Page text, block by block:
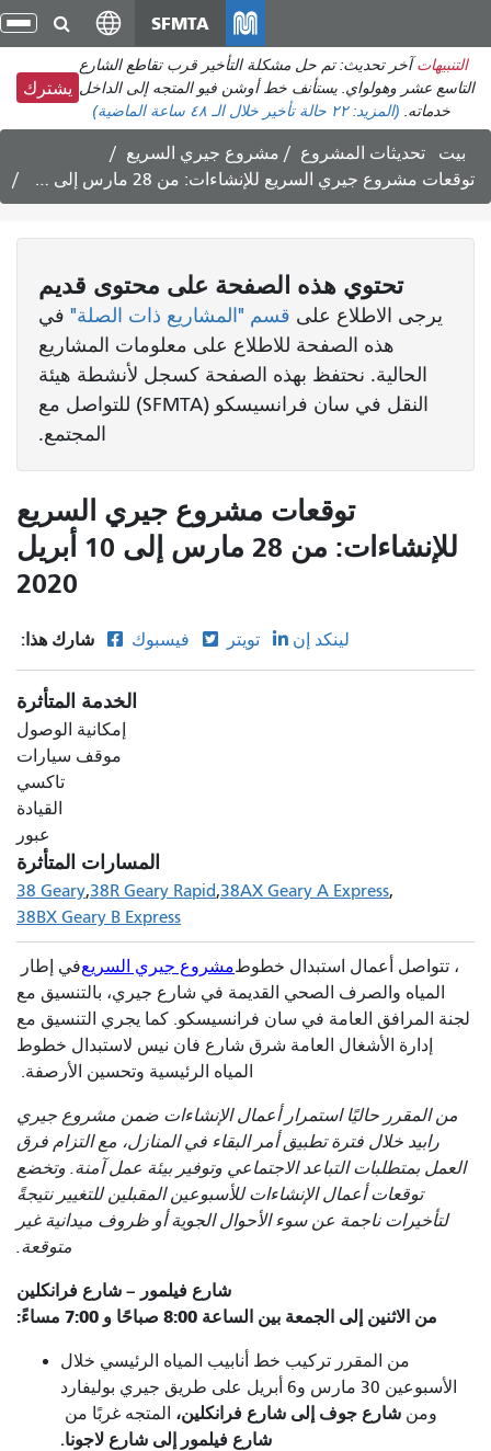
انتقل
إلى
المحتوى
الرئيسي
SFMTA
التنبيهات آخر تحديث: تم حل مشكلة التأخير قرب تقاطع الشارع
التاسع عشر وهولواي. يستأنف خط أوشن فيو المتجه إلى الداخل
خدماته. (المزيد:٢٢ حالة تأخير خلال الـ ٤٨ ساعة الماضية)
يشترك
بيت تحديثات المشروع
مشروع جيري السريع
توقعات مشروع جيري السريع للإنشاءات: من 28 مارس إلى 10 أبريل 2020
تحتوي هذه الصفحة على محتوى قديم
يرجى الاطلاع على قسم "المشاريع ذات الصلة" في
هذه الصفحة للاطلاع على معلومات المشاريع
الحالية. نحتفظ بهذه الصفحة كسجل لأنشطة هيئة
النقل في سان فرانسيسكو (SFMTA) للتواصل مع
المجتمع.
توقعات مشروع جيري السريع
للإنشاءات: من 28 مارس إلى 10 أبريل
2020
شارك هذا: فيسبوك تويتر لينكد إن
الخدمة المتأثرة
إمكانية الوصول
موقف سيارات
تاكسي
القيادة
عبور
المسارات المتأثرة
38 Geary 38R Geary Rapid 38AX Geary A Express
38BX Geary B Express
في إطارمشروع جيري السريع، تتواصل أعمال استبدال خطوط
المياه والصرف الصحي القديمة في شارع جيري، بالتنسيق مع
لجنة المرافق العامة في سان فرانسيسكو. كما يجري التنسيق مع
إدارة الأشغال العامة شرق شارع فان نيس لاستبدال خطوط
المياه الرئيسية وتحسين الأرصفة.
من المقرر حاليًا استمرار أعمال الإنشاءات ضمن مشروع جيري
رابيد خلال فترة تطبيق أمر البقاء في المنازل، مع التزام فرق
العمل بمتطلبات التباعد الاجتماعي وتوفير بيئة عمل آمنة. وتخضع
توقعات أعمال الإنشاءات للأسبوعين المقبلين للتغيير نتيجةً
لتأخيرات ناجمة عن سوء الأحوال الجوية أو ظروف ميدانية غير
متوقعة.
شارع فيلمور – شارع فرانكلين
من الاثنين إلى الجمعة بين الساعة 8:00 صباحًا و 7:00 مساءً:
من المقرر تركيب خط أنابيب المياه الرئيسي خلال
الأسبوعين 30 مارس و6 أبريل على طريق جيري بوليفارد
المتجه غربًا من شارع جوف إلى شارع فرانكلين، ومن
شارع فيلمور إلى شارع لاجونا.